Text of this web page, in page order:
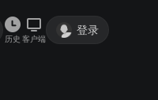
历史 客户端
登录